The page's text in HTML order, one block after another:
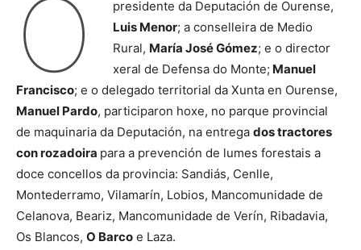
O
presidente da Deputación de Ourense,
Luis Menor; a conselleira de Medio
Rural, María José Gómez; e o director
xeral de Defensa do Monte; Manuel
Francisco; e o delegado territorial da Xunta en Ourense,
Manuel Pardo, participaron hoxe, no parque provincial
de maquinaria da Deputación, na entrega dos tractores
con rozadoira para a prevención de lumes forestais a
doce concellos da provincia: Sandiás, Cenlle,
Montederramo, Vilamarín, Lobios, Mancomunidade de
Celanova, Beariz, Mancomunidade de Verín, Ribadavia,
Os Blancos, O Barco e Laza.